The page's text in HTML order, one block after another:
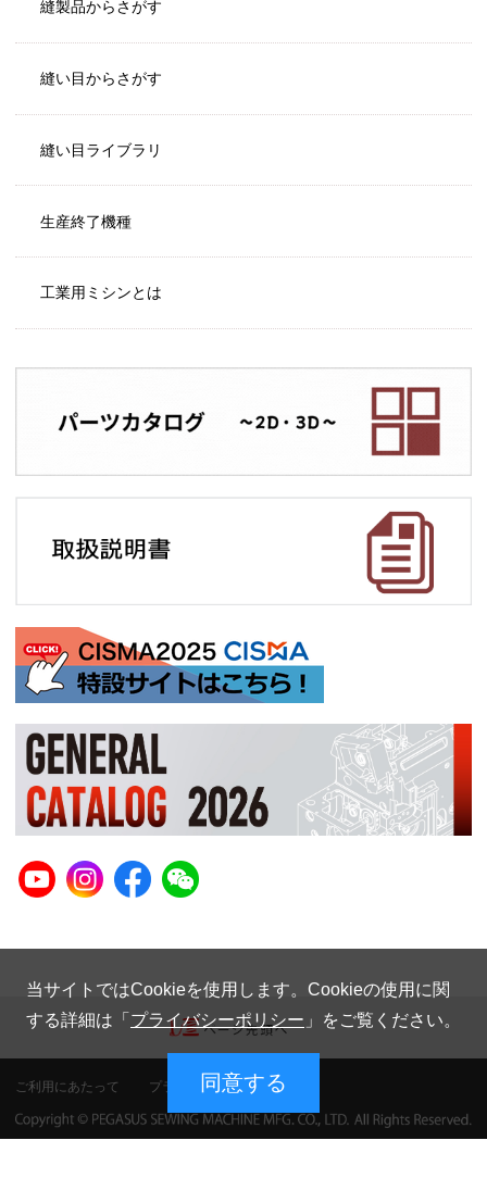
縫製品からさがす
縫い目からさがす
縫い目ライブラリ
生産終了機種
工業用ミシンとは
ご利用にあたって プライバシーポリシー
当サイトではCookieを使用します。Cookieの使用に関
する詳細は「 プライバシーポリシー 」をご覧ください。
同意する